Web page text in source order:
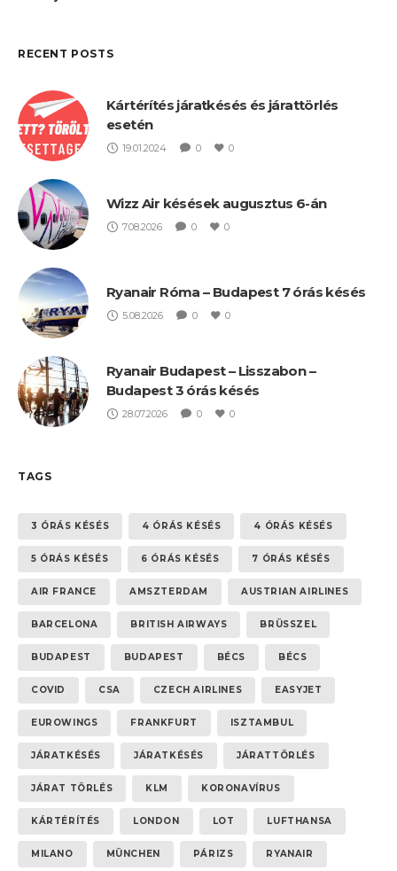
RECENT POSTS
Kártérítés járatkésés és járattörlés
esetén
19.01.2024 0 0
Wizz Air késések augusztus 6-án
7.08.2026 0 0
Ryanair Róma – Budapest 7 órás késés
5.08.2026 0 0
Ryanair Budapest – Lisszabon –
Budapest 3 órás késés
28.07.2026 0 0
TAGS
3 ÓRÁS KÉSÉS 4 ÓRÁS KÉSÉS 4 ÓRÁS KÉSÉS
5 ÓRÁS KÉSÉS 6 ÓRÁS KÉSÉS 7 ÓRÁS KÉSÉS
AIR FRANCE AMSZTERDAM AUSTRIAN AIRLINES
BARCELONA BRITISH AIRWAYS BRÜSSZEL
BUDAPEST BUDAPEST BÉCS BÉCS
COVID CSA CZECH AIRLINES EASYJET
EUROWINGS FRANKFURT ISZTAMBUL
JÁRATKÉSÉS JÁRATKÉSÉS JÁRATTÖRLÉS
JÁRAT TÖRLÉS KLM KORONAVÍRUS
KÁRTÉRÍTÉS LONDON LOT LUFTHANSA
MILANO MÜNCHEN PÁRIZS RYANAIR